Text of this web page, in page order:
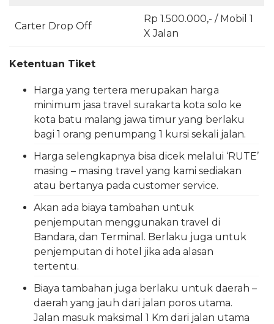
Carter Drop Off
Rp 1.500.000,- / Mobil 1
X Jalan
Ketentuan Tiket
Harga yang tertera merupakan harga
minimum jasa travel surakarta kota solo ke
kota batu malang jawa timur yang berlaku
bagi 1 orang penumpang 1 kursi sekali jalan.
Harga selengkapnya bisa dicek melalui ‘RUTE’
masing – masing travel yang kami sediakan
atau bertanya pada customer service.
Akan ada biaya tambahan untuk
penjemputan menggunakan travel di
Bandara, dan Terminal. Berlaku juga untuk
penjemputan di hotel jika ada alasan
tertentu.
Biaya tambahan juga berlaku untuk daerah –
daerah yang jauh dari jalan poros utama.
Jalan masuk maksimal 1 Km dari jalan utama